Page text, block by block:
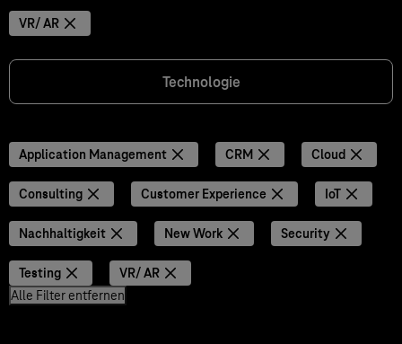
VR/ AR
Technologie
Application Management CRM Cloud
Consulting Customer Experience IoT
Nachhaltigkeit New Work Security
Testing
VR/ AR
Alle Filter entfernen